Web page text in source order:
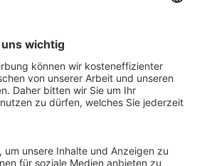
geltend gemacht werden